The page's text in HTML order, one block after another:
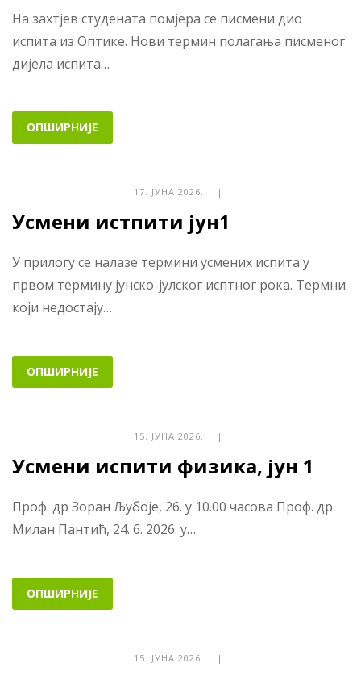
На захтјев студената помјера се писмени дио
испита из Оптике. Нови термин полагања писменог
дијела испита…
ОПШИРНИЈЕ
17. ЈУНА 2026. |
Усмени истпити јун1
У прилогу се налазе термини усмених испита у
првом термину јунско-јулског исптног рока. Термни
који недостају…
ОПШИРНИЈЕ
15. ЈУНА 2026. |
Усмени испити физика, јун 1
Проф. др Зоран Љубоје, 26. у 10.00 часова Проф. др
Милан Пантић, 24. 6. 2026. у…
ОПШИРНИЈЕ
15. ЈУНА 2026. |